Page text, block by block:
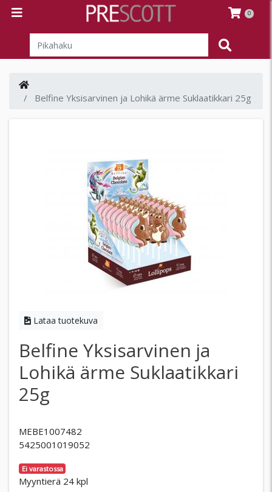
0
Belfine Yksisarvinen ja Lohikä ärme Suklaatikkari 25g
Lataa tuotekuva
Belfine Yksisarvinen ja
Lohikä ärme Suklaatikkari
25g
MEBE1007482
5425001019052
Ei varastossa
Myyntierä 24 kpl